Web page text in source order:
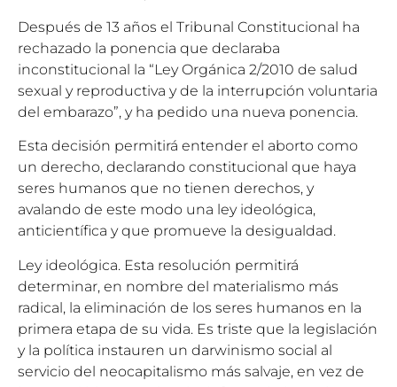
Después de 13 años el Tribunal Constitucional ha
rechazado la ponencia que declaraba
inconstitucional la “Ley Orgánica 2/2010 de salud
sexual y reproductiva y de la interrupción voluntaria
del embarazo”, y ha pedido una nueva ponencia.
Esta decisión permitirá entender el aborto como
un derecho, declarando constitucional que haya
seres humanos que no tienen derechos, y
avalando de este modo una ley ideológica,
anticientífica y que promueve la desigualdad.
Ley ideológica. Esta resolución permitirá
determinar, en nombre del materialismo más
radical, la eliminación de los seres humanos en la
primera etapa de su vida. Es triste que la legislación
y la política instauren un darwinismo social al
servicio del neocapitalismo más salvaje, en vez de